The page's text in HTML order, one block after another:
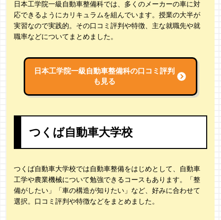
日本工学院一級自動車整備科では、多くのメーカーの車に対
応できるようにカリキュラムを組んでいます。授業の大半が
実習なので実践的。その口コミ評判や特徴、主な就職先や就
職率などについてまとめました。
日本工学院一級自動車整備科の口コミ評判
も見る
つくば自動車大学校
つくば自動車大学校では自動車整備をはじめとして、自動車
工学や農業機械について勉強できるコースもあります。「整
備がしたい」「車の構造が知りたい」など、好みに合わせて
選択。口コミ評判や特徴などをまとめました。